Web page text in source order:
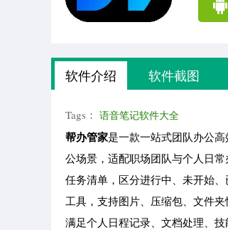
软件介绍 软件截图
Tags： 语音笔记软件大全
帮办管家是一款一站式团队办公
公场景，适配职场团队与个人日
任务清单，区分进行中、未开始
工具，支持图片、压缩包、文件
满足个人日程记录、文档处理、